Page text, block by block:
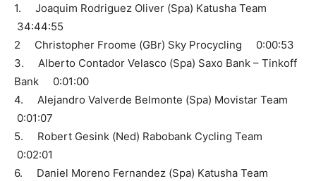
1. Joaquim Rodriguez Oliver (Spa) Katusha Team
34:44:55
2 Christopher Froome (GBr) Sky Procycling 0:00:53
3. Alberto Contador Velasco (Spa) Saxo Bank – Tinkoff
Bank 0:01:00
4. Alejandro Valverde Belmonte (Spa) Movistar Team
0:01:07
5. Robert Gesink (Ned) Rabobank Cycling Team
0:02:01
6. Daniel Moreno Fernandez (Spa) Katusha Team